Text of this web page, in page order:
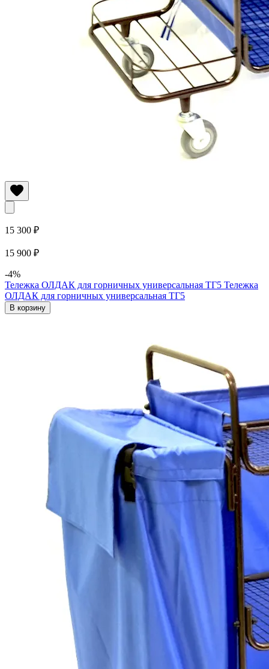
15 300 ₽
15 900 ₽
-4%
Тележка ОЛДАК для горничных универсальная ТГ5 Тележка
ОЛДАК для горничных универсальная ТГ5
В корзину